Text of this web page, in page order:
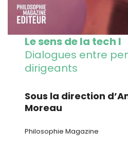
Le sens de la tech I
Dialogues entre
dirigeants
Sous la direction
Moreau
Philosophie Magazine